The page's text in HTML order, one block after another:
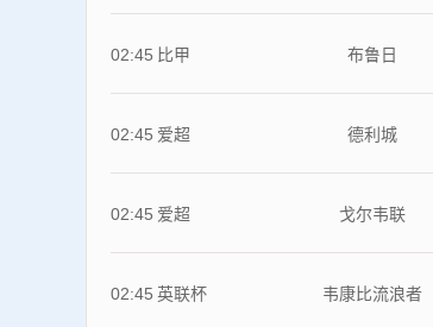
02:45 比甲 布鲁日
02:45 爱超 德利城
02:45 爱超 戈尔韦联
02:45 英联杯 韦康比流浪者